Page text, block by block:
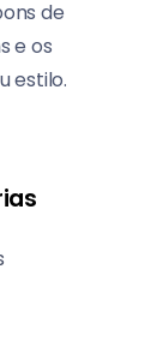
de
e os
estilo.